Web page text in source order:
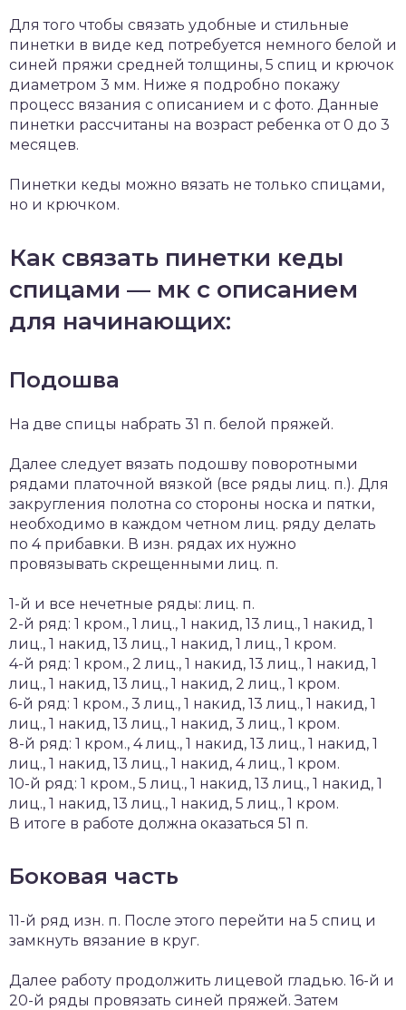
Для того чтобы связать удобные и стильные
пинетки в виде кед потребуется немного белой и
синей пряжи средней толщины, 5 спиц и крючок
диаметром 3 мм. Ниже я подробно покажу
процесс вязания с описанием и с фото. Данные
пинетки рассчитаны на возраст ребенка от 0 до 3
месяцев.
Пинетки кеды можно вязать не только спицами,
но и крючком.
Как связать пинетки кеды
спицами — мк с описанием
для начинающих:
Подошва
На две спицы набрать 31 п. белой пряжей.
Далее следует вязать подошву поворотными
рядами платочной вязкой (все ряды лиц. п.). Для
закругления полотна со стороны носка и пятки,
необходимо в каждом четном лиц. ряду делать
по 4 прибавки. В изн. рядах их нужно
провязывать скрещенными лиц. п.
1-й и все нечетные ряды: лиц. п.
2-й ряд: 1 кром., 1 лиц., 1 накид, 13 лиц., 1 накид, 1
лиц., 1 накид, 13 лиц., 1 накид, 1 лиц., 1 кром.
4-й ряд: 1 кром., 2 лиц., 1 накид, 13 лиц., 1 накид, 1
лиц., 1 накид, 13 лиц., 1 накид, 2 лиц., 1 кром.
6-й ряд: 1 кром., 3 лиц., 1 накид, 13 лиц., 1 накид, 1
лиц., 1 накид, 13 лиц., 1 накид, 3 лиц., 1 кром.
8-й ряд: 1 кром., 4 лиц., 1 накид, 13 лиц., 1 накид, 1
лиц., 1 накид, 13 лиц., 1 накид, 4 лиц., 1 кром.
10-й ряд: 1 кром., 5 лиц., 1 накид, 13 лиц., 1 накид, 1
лиц., 1 накид, 13 лиц., 1 накид, 5 лиц., 1 кром.
В итоге в работе должна оказаться 51 п.
Боковая часть
11-й ряд изн. п. После этого перейти на 5 спиц и
замкнуть вязание в круг.
Далее работу продолжить лицевой гладью. 16-й и
20-й ряды провязать синей пряжей. Затем